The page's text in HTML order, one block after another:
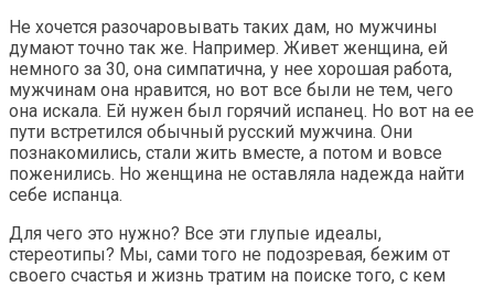
Не хочется разочаровывать таких дам, но мужчины
думают точно так же. Например. Живет женщина, ей
немного за 30, она симпатична, у нее хорошая работа,
мужчинам она нравится, но вот все были не тем, чего
она искала. Ей нужен был горячий испанец. Но вот на ее
пути встретился обычный русский мужчина. Они
познакомились, стали жить вместе, а потом и вовсе
поженились. Но женщина не оставляла надежда найти
себе испанца.
Для чего это нужно? Все эти глупые идеалы,
стереотипы? Мы, сами того не подозревая, бежим от
своего счастья и жизнь тратим на поиске того, с кем